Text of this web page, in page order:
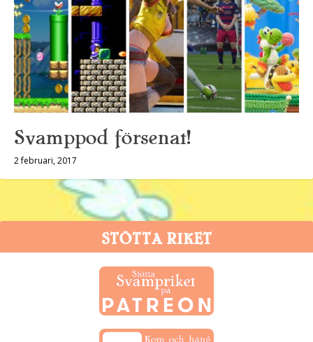
Svamppod försenat!
2 februari, 2017
STÖTTA RIKET